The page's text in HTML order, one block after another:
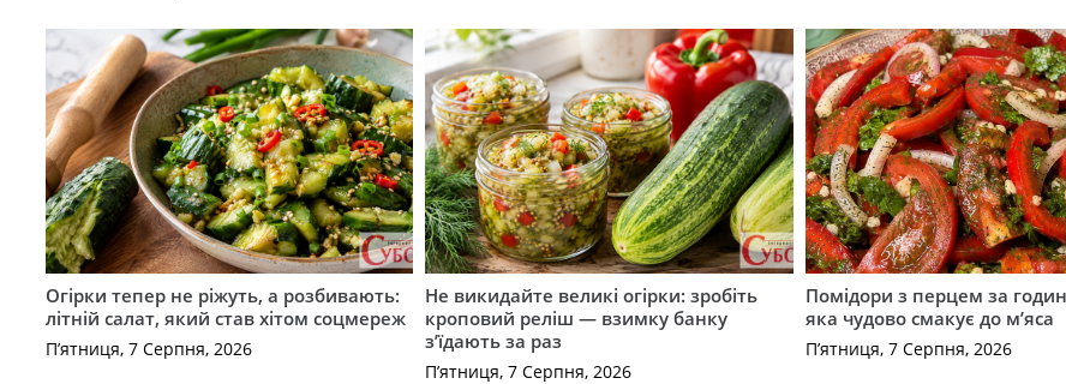
Огірки тепер не ріжуть, а розбивають:
літній салат, який став хітом соцмереж
П’ятниця, 7 Серпня, 2026
Не викидайте великі огірки: зробіть
кроповий реліш — взимку банку
з’їдають за раз
П’ятниця, 7 Серпня, 2026
Помідори з перцем за
яка чудово смакує до м’яса
П’ятниця, 7 Серпня, 2026